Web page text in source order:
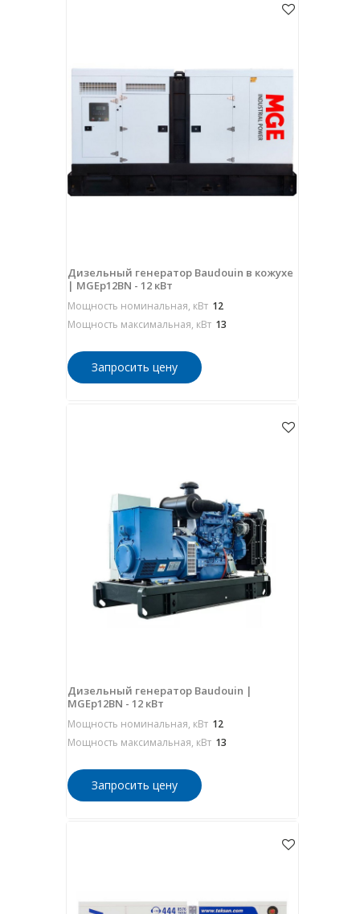
Дизельный генератор Baudouin в кожухе
| MGEp12BN - 12 кВт
Мощность номинальная, кВт 12
Мощность максимальная, кВт 13
Запросить цену
Дизельный генератор Baudouin |
MGEp12BN - 12 кВт
Мощность номинальная, кВт 12
Мощность максимальная, кВт 13
Запросить цену